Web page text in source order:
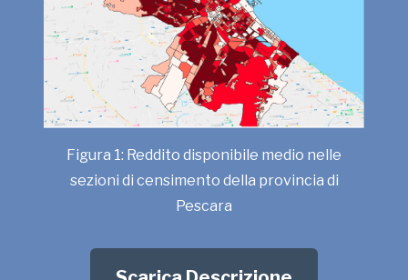
Figura 1: Reddito disponibile medio nelle
sezioni di censimento della provincia di
Pescara